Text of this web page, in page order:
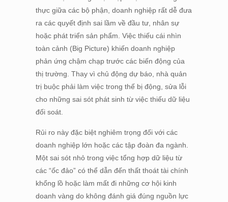
thực giữa các bộ phận, doanh nghiệp rất dễ đưa
ra các quyết định sai lầm về đầu tư, nhân sự
hoặc phát triển sản phẩm. Việc thiếu cái nhìn
toàn cảnh (Big Picture) khiến doanh nghiệp
phản ứng chậm chạp trước các biến động của
thị trường. Thay vì chủ động dự báo, nhà quản
trị buộc phải làm việc trong thế bị động, sửa lỗi
cho những sai sót phát sinh từ việc thiếu dữ liệu
đối soát.
Rủi ro này đặc biệt nghiêm trọng đối với các
doanh nghiệp lớn hoặc các tập đoàn đa ngành.
Một sai sót nhỏ trong việc tổng hợp dữ liệu từ
các “ốc đảo” có thể dẫn đến thất thoát tài chính
khổng lồ hoặc làm mất đi những cơ hội kinh
doanh vàng do không đánh giá đúng nguồn lực